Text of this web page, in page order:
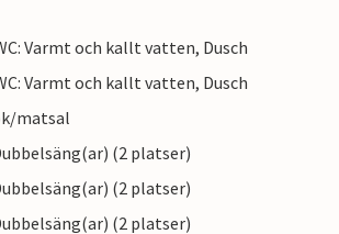
Varmt och kallt vatten, Dusch
Varmt och kallt vatten, Dusch
matsal
(2 platser)
(2 platser)
(2 platser)